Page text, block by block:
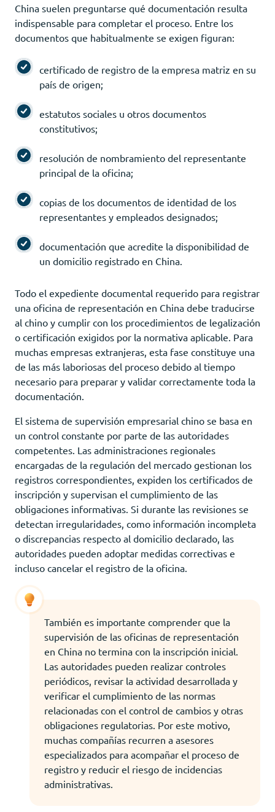
China suelen preguntarse qué documentación resulta
indispensable para completar el proceso. Entre los
documentos que habitualmente se exigen figuran:
certificado de registro de la empresa matriz en su
país de origen;
estatutos sociales u otros documentos
constitutivos;
resolución de nombramiento del representante
principal de la oficina;
copias de los documentos de identidad de los
representantes y empleados designados;
documentación que acredite la disponibilidad de
un domicilio registrado en China.
Todo el expediente documental requerido para registrar
una oficina de representación en China debe traducirse
al chino y cumplir con los procedimientos de legalización
o certificación exigidos por la normativa aplicable. Para
muchas empresas extranjeras, esta fase constituye una
de las más laboriosas del proceso debido al tiempo
necesario para preparar y validar correctamente toda la
documentación.
El sistema de supervisión empresarial chino se basa en
un control constante por parte de las autoridades
competentes. Las administraciones regionales
encargadas de la regulación del mercado gestionan los
registros correspondientes, expiden los certificados de
inscripción y supervisan el cumplimiento de las
obligaciones informativas. Si durante las revisiones se
detectan irregularidades, como información incompleta
o discrepancias respecto al domicilio declarado, las
autoridades pueden adoptar medidas correctivas e
incluso cancelar el registro de la oficina.
También es importante comprender que la
supervisión de las oficinas de representación
en China no termina con la inscripción inicial.
Las autoridades pueden realizar controles
periódicos, revisar la actividad desarrollada y
verificar el cumplimiento de las normas
relacionadas con el control de cambios y otras
obligaciones regulatorias. Por este motivo,
muchas compañías recurren a asesores
especializados para acompañar el proceso de
registro y reducir el riesgo de incidencias
administrativas.